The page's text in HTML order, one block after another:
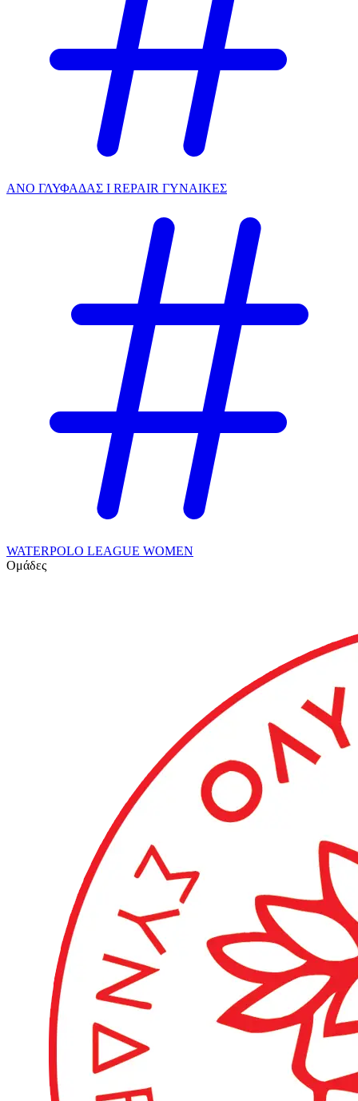
ΑΝΟ ΓΛΥΦΑΔΑΣ I REPAIR ΓΥΝΑΙΚΕΣ
WATERPOLO LEAGUE WOMEN
Ομάδες